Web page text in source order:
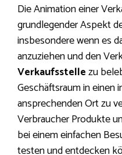
Die Animation einer
grundlegender Aspekt
insbesondere wenn es
anzuziehen und den
Verkaufsstellezu
Geschäftsraum in einen
ansprechenden Ort zu
Verbraucher Produkte
bei einem einfachen
testen und entdecken